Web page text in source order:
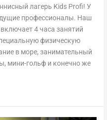
лагерь Kids Profi! У
профессионалы. Наш
4 часа занятий
физическую
в море, занимательный
мини-гольф и конечно же